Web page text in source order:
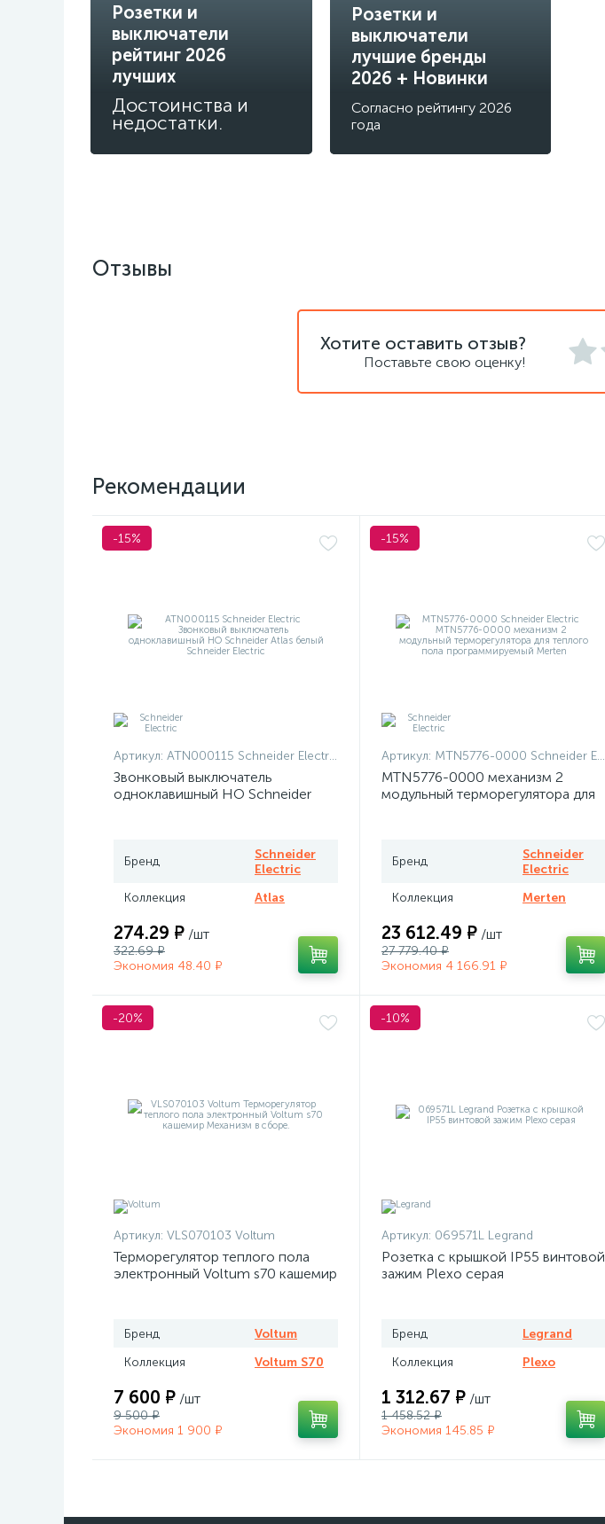
Розетки и
выключатели
рейтинг 2026
лучших
Достоинства и
недостатки.
Розетки и
выключатели
лучшие бренды
2026 + Новинки
Согласно рейтингу 2026
года
Отзывы
Хотите оставить отзыв?
Поставьте свою оценку!
Рекомендации
-15%
Артикул: ATN000115 Schneider Electric
Звонковый выключатель
одноклавишный НО Schneider
Бренд
Schneider
Electric
Коллекция
Atlas
274.29 ₽ /шт
322.69 ₽
Экономия 48.40 ₽
-15%
Артикул: MTN5776-0000 Schneider Electric
MTN5776-0000 механизм 2
модульный терморегулятора для
Бренд
Schneider
Electric
Коллекция
Merten
23 612.49 ₽ /шт
27 779.40 ₽
Экономия 4 166.91 ₽
-20%
Артикул: VLS070103 Voltum
Терморегулятор теплого пола
электронный Voltum s70 кашемир
Бренд
Voltum
Коллекция
Voltum S70
7 600 ₽ /шт
9 500 ₽
Экономия 1 900 ₽
-10%
Артикул: 069571L Legrand
Розетка с крышкой IP55 винтовой
зажим Plexo серая
Бренд
Legrand
Коллекция
Plexo
1 312.67 ₽ /шт
1 458.52 ₽
Экономия 145.85 ₽